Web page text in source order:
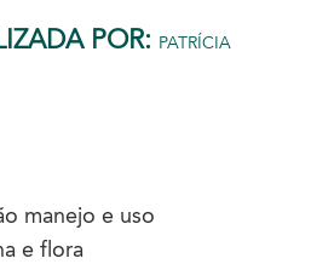
POR: PATRÍCIA
manejo e uso
e flora